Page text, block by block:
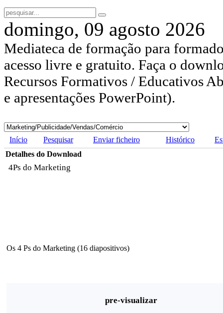
domingo, 09 agosto 2026
Mediateca de formação para
acesso livre e gratuito. Faça o
Recursos Formativos / Educativos
e apresentações PowerPoint).
Início Pesquisar Enviar ficheiro Histórico
Detalhes do Download
4Ps do Marketing
Os 4 Ps do Marketing (16 diapositivos)
pre-visualizar